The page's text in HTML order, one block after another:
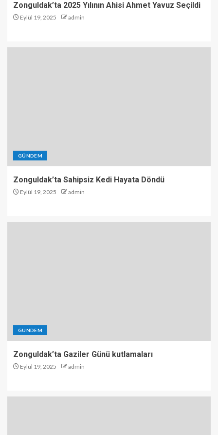
Zonguldak’ta 2025 Yılının Ahisi Ahmet Yavuz Seçildi
Eylül 19, 2025 admin
GÜNDEM
Zonguldak’ta Sahipsiz Kedi Hayata Döndü
Eylül 19, 2025 admin
GÜNDEM
Zonguldak’ta Gaziler Günü kutlamaları
Eylül 19, 2025 admin